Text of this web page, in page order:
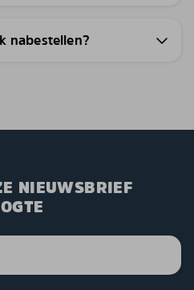
nabestellen?
NIEUWSBRIEF